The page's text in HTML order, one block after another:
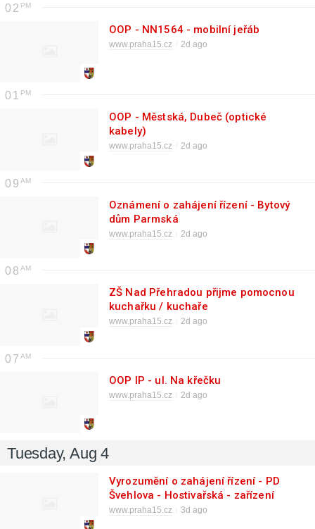
02
OOP - NN1564 - mobilní jeřáb
www.praha15.cz 2d ago
01
OOP - Městská, Dubeč (optické
kabely)
www.praha15.cz 2d ago
09
Oznámení o zahájení řízení - Bytový
dům Parmská
www.praha15.cz 2d ago
08
ZŠ Nad Přehradou přijme pomocnou
kuchařku / kuchaře
www.praha15.cz 2d ago
07
OOP IP - ul. Na křečku
www.praha15.cz 2d ago
Tuesday, Aug 4
Vyrozumění o zahájení řízení - PD
Švehlova - Hostivařská - zařízení
staveniště
www.praha15.cz 3d ago